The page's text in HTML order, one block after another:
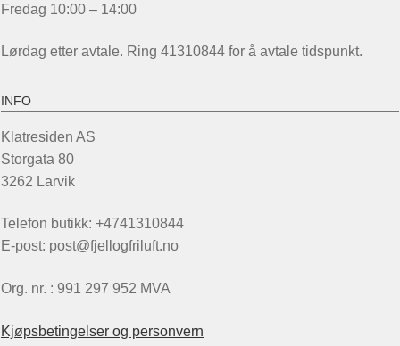
Fredag 10:00 – 14:00
Lørdag etter avtale. Ring 41310844 for å avtale tidspunkt.
INFO
Klatresiden AS
Storgata 80
3262 Larvik
Telefon butikk: +4741310844
E-post: post@fjellogfriluft.no
Org. nr. : 991 297 952 MVA
Kjøpsbetingelser og personvern